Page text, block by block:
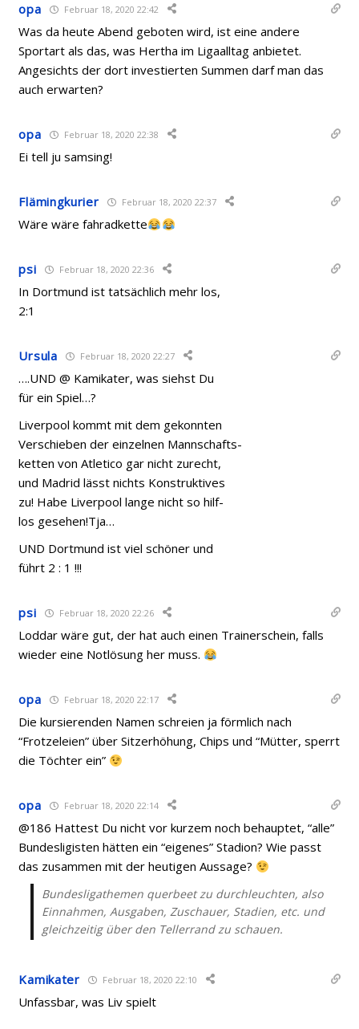
opa Februar 18, 2020 22:42
Was da heute Abend geboten wird, ist eine andere
Sportart als das, was Hertha im Ligaalltag anbietet.
Angesichts der dort investierten Summen darf man das
auch erwarten?
opa Februar 18, 2020 22:38
Ei tell ju samsing!
Flämingkurier Februar 18, 2020 22:37
Wäre wäre fahradkette
psi Februar 18, 2020 22:36
In Dortmund ist tatsächlich mehr los,
2:1
Ursula Februar 18, 2020 22:27
….UND @ Kamikater, was siehst Du
für ein Spiel…?
Liverpool kommt mit dem gekonnten
Verschieben der einzelnen Mannschafts-
ketten von Atletico gar nicht zurecht,
und Madrid lässt nichts Konstruktives
zu! Habe Liverpool lange nicht so hilf-
los gesehen!Tja…
UND Dortmund ist viel schöner und
führt 2 : 1 !!!
psi Februar 18, 2020 22:26
Loddar wäre gut, der hat auch einen Trainerschein, falls
wieder eine Notlösung her muss.
opa Februar 18, 2020 22:17
Die kursierenden Namen schreien ja förmlich nach
“Frotzeleien” über Sitzerhöhung, Chips und “Mütter, sperrt
die Töchter ein”
opa Februar 18, 2020 22:14
@186 Hattest Du nicht vor kurzem noch behauptet, “alle”
Bundesligisten hätten ein “eigenes” Stadion? Wie passt
das zusammen mit der heutigen Aussage?
Bundesligathemen querbeet zu durchleuchten, also
Einnahmen, Ausgaben, Zuschauer, Stadien, etc. und
gleichzeitig über den Tellerrand zu schauen.
Kamikater Februar 18, 2020 22:10
Unfassbar, was Liv spielt